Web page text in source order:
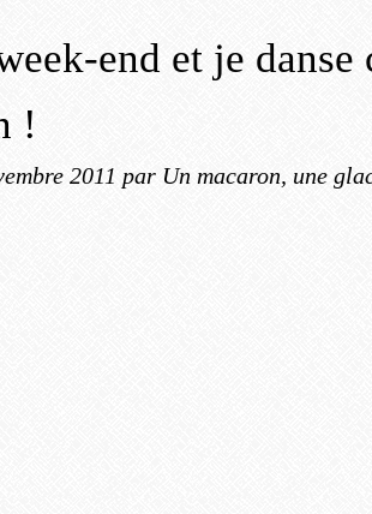
end et je danse
!
2011 par Un macaron, une